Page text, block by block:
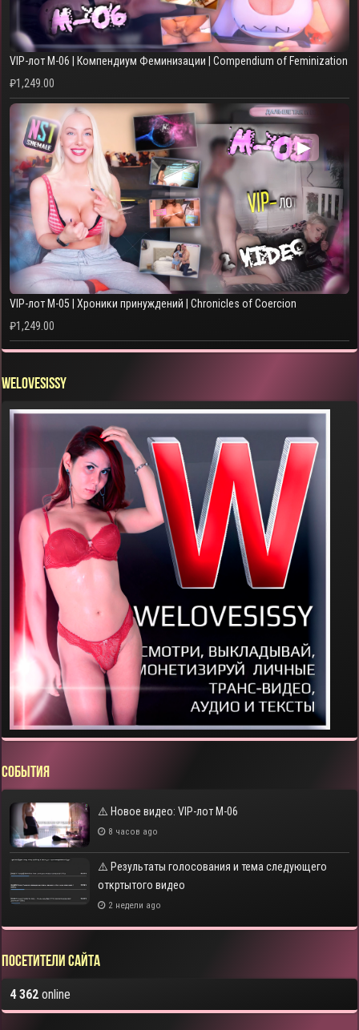
VIP-лот M-06 | Компендиум Феминизации | Compendium of Feminization
₽1,249.00
▶
VIP-лот M-05 | Хроники принуждений | Chronicles of Coercion
₽1,249.00
WELOVESISSY
СОБЫТИЯ
⚠️ Новое видео: VIP-лот M-06
8 часов ago
⚠️ Результаты голосования и тема следующего
откртытого видео
2 недели ago
Посетители сайта
4 362 online